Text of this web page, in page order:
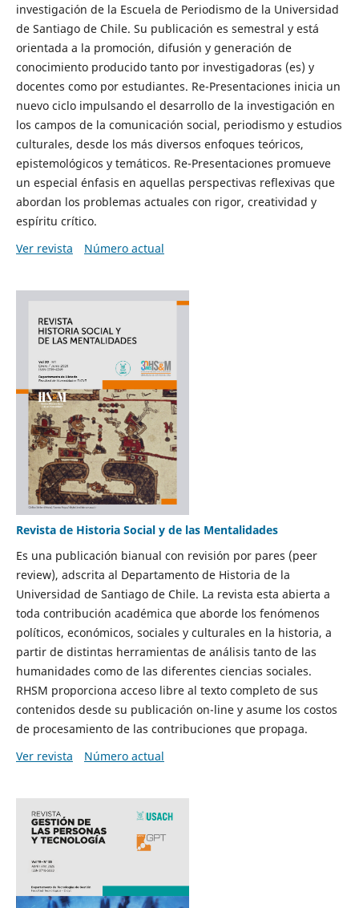
investigación de la Escuela de Periodismo de la Universidad
de Santiago de Chile. Su publicación es semestral y está
orientada a la promoción, difusión y generación de
conocimiento producido tanto por investigadoras (es) y
docentes como por estudiantes. Re-Presentaciones inicia un
nuevo ciclo impulsando el desarrollo de la investigación en
los campos de la comunicación social, periodismo y estudios
culturales, desde los más diversos enfoques teóricos,
epistemológicos y temáticos. Re-Presentaciones promueve
un especial énfasis en aquellas perspectivas reflexivas que
abordan los problemas actuales con rigor, creatividad y
espíritu crítico.
Ver revista
Número actual
Revista de Historia Social y de las Mentalidades
Es una publicación bianual con revisión por pares (peer
review), adscrita al Departamento de Historia de la
Universidad de Santiago de Chile. La revista esta abierta a
toda contribución académica que aborde los fenómenos
políticos, económicos, sociales y culturales en la historia, a
partir de distintas herramientas de análisis tanto de las
humanidades como de las diferentes ciencias sociales.
RHSM proporciona acceso libre al texto completo de sus
contenidos desde su publicación on-line y asume los costos
de procesamiento de las contribuciones que propaga.
Ver revista
Número actual